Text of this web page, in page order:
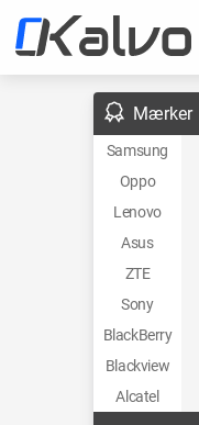
Mærker
Samsung
Oppo
Lenovo
Asus
ZTE
Sony
BlackBerry
Blackview
Alcatel